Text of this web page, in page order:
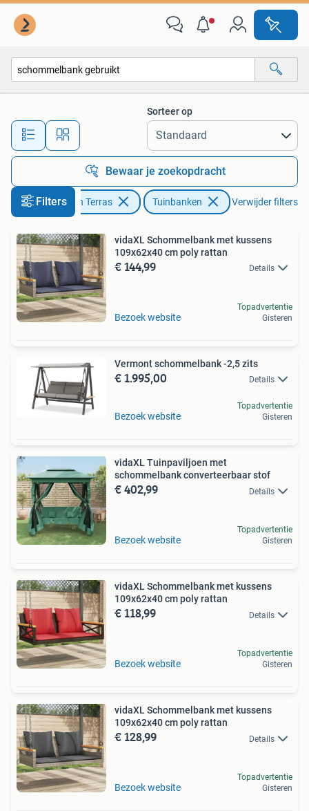
Alle afstanden…
Sorteer op
Bewaar je zoekopdracht
FiltersTuin en Terras Tuinbanken Verwijder filters
vidaXL Schommelbank met kussens
109x62x40 cm poly rattan
€ 144,99 Details
Bezoek website
Topadvertentie
Gisteren
Vermont schommelbank -2,5 zits
€ 1.995,00 Details
Bezoek website
Topadvertentie
Gisteren
vidaXL Tuinpaviljoen met
schommelbank converteerbaar stof
€ 402,99 Details
Bezoek website
Topadvertentie
Gisteren
vidaXL Schommelbank met kussens
109x62x40 cm poly rattan
€ 118,99 Details
Bezoek website
Topadvertentie
Gisteren
vidaXL Schommelbank met kussens
109x62x40 cm poly rattan
€ 128,99 Details
Bezoek website
Topadvertentie
Gisteren